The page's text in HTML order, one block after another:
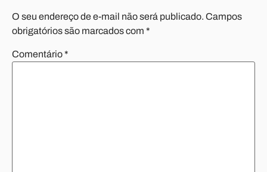
O seu endereço de e-mail não será publicado. Campos
obrigatórios são marcados com *
Comentário*